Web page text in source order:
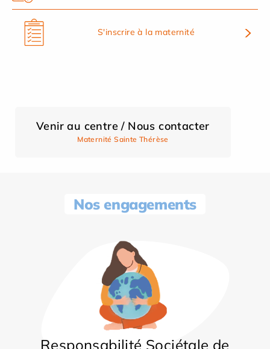
S'inscrire à la maternité
Venir au centre / Nous contacter
Maternité Sainte Thérèse
Nos engagements
Responsabilité Sociétale de